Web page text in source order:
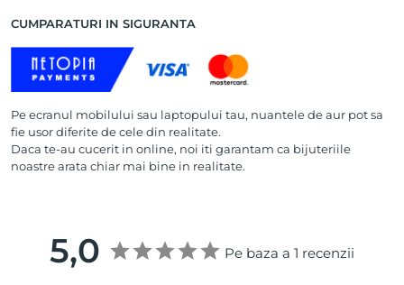
CUMPARATURI IN SIGURANTA
Pe ecranul mobilului sau laptopului tau, nuantele de aur pot sa
fie usor diferite de cele din realitate.
Daca te-au cucerit in online, noi iti garantam ca bijuteriile
noastre arata chiar mai bine in realitate.
5,0 Pe baza a 1 recenzii